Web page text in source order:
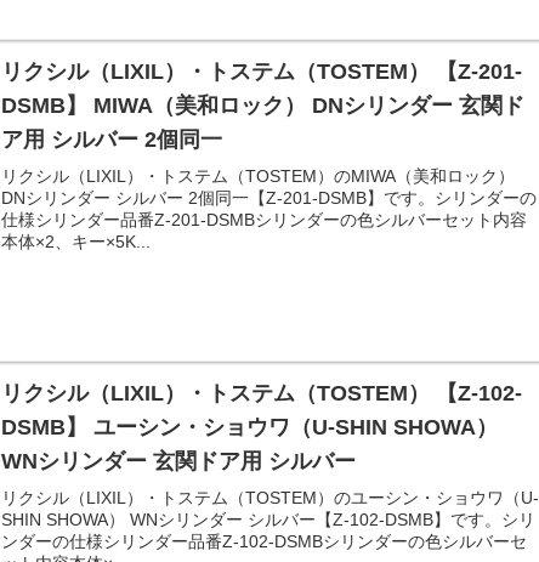
リクシル（LIXIL）・トステム（TOSTEM） 【Z-201-
DSMB】 MIWA（美和ロック） DNシリンダー 玄関ド
ア用 シルバー 2個同一
リクシル（LIXIL）・トステム（TOSTEM）のMIWA（美和ロック）
DNシリンダー シルバー 2個同一【Z-201-DSMB】です。シリンダーの
仕様シリンダー品番Z-201-DSMBシリンダーの色シルバーセット内容
本体×2、キー×5K...
リクシル（LIXIL）・トステム（TOSTEM） 【Z-102-
DSMB】 ユーシン・ショウワ（U-SHIN SHOWA）
WNシリンダー 玄関ドア用 シルバー
リクシル（LIXIL）・トステム（TOSTEM）のユーシン・ショウワ（U-
SHIN SHOWA） WNシリンダー シルバー【Z-102-DSMB】です。シリ
ンダーの仕様シリンダー品番Z-102-DSMBシリンダーの色シルバーセ